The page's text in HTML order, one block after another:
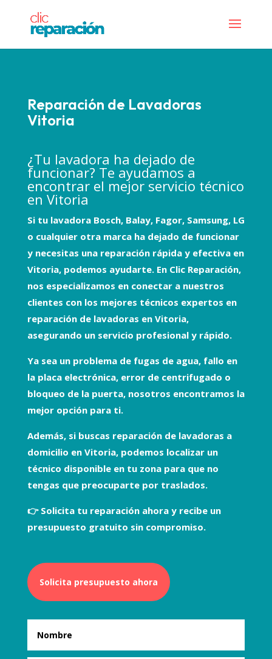
Reparación de Lavadoras
Vitoria
¿Tu lavadora ha dejado de
funcionar? Te ayudamos a
encontrar el mejor servicio técnico
en Vitoria
Si tu lavadora Bosch, Balay, Fagor, Samsung, LG
o cualquier otra marcaha dejado de funcionar
y necesitas una reparación rápida y efectiva en
Vitoria, podemos ayudarte. En Clic Reparación,
nos especializamos en conectar a nuestros
clientes con los mejores técnicos expertos en
reparación de lavadoras en Vitoria,
asegurando un servicio profesional y rápido.
Ya sea un problema de fugas de agua, fallo en
la placa electrónica, error de centrifugado o
bloqueo de la puerta, nosotros encontramos la
mejor opción para ti.
Además, si buscas reparación de lavadoras a
domicilio en Vitoria, podemos localizar un
técnico disponible en tu zona para que no
tengas que preocuparte por traslados.
👉 Solicita tu reparación ahora y recibe un
presupuesto gratuito sin compromiso.
Solicita presupuesto ahora